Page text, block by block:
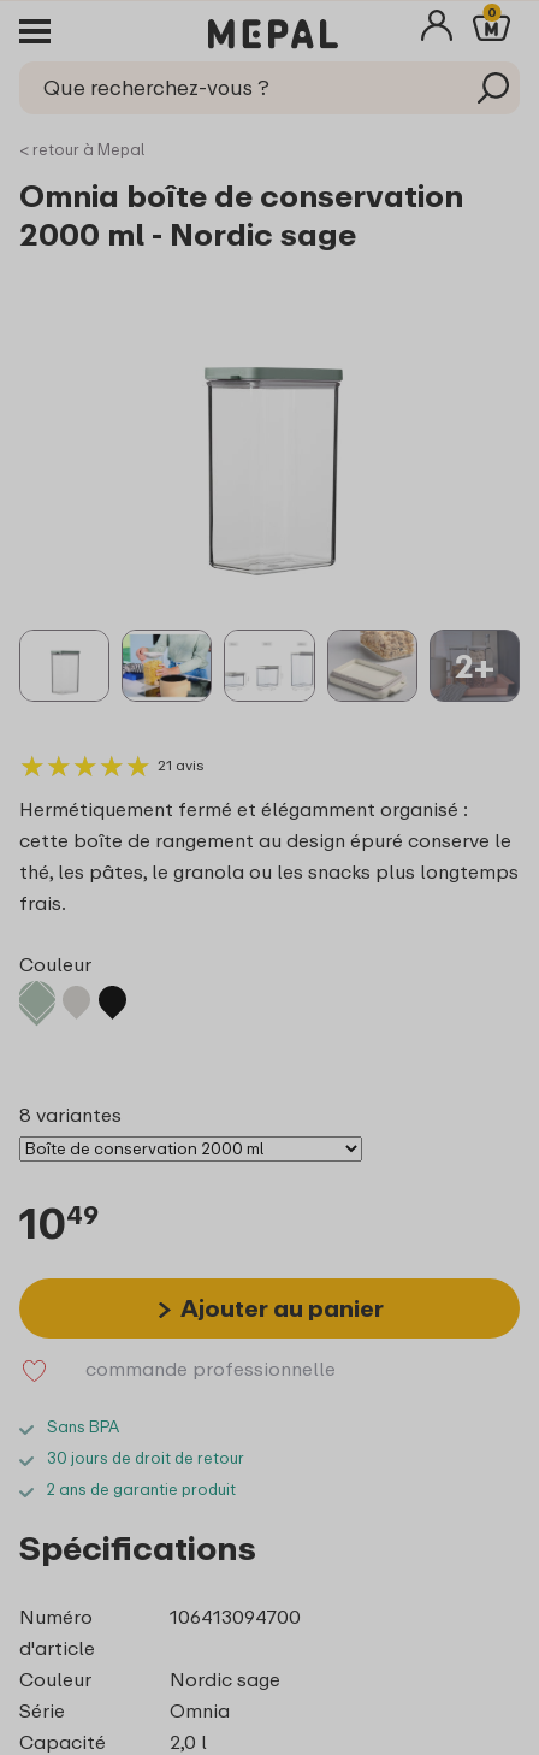
0
< retour à Mepal
Omnia boîte de conservation
2000 ml - Nordic sage
2+
★★★★★
★★★★★ 21 avis
Hermétiquement fermé et élégamment organisé :
cette boîte de rangement au design épuré conserve le
thé, les pâtes, le granola ou les snacks plus longtemps
frais.
Couleur
8 variantes
1049
Ajouter au panier
commande professionnelle
Sans BPA
30 jours de droit de retour
2 ans de garantie produit
Spécifications
Numéro
d'article
106413094700
Couleur
Nordic sage
Série
Omnia
Capacité
2,0 l